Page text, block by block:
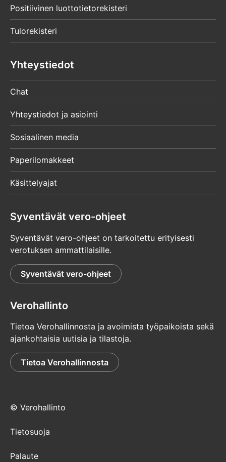
Positiivinen luottotietorekisteri
Tulorekisteri
Yhteystiedot
Chat
Yhteystiedot ja asiointi
Sosiaalinen media
Paperilomakkeet
Käsittelyajat
Syventävät vero-ohjeet
Syventävät vero-ohjeet on tarkoitettu erityisesti
verotuksen ammattilaisille.
Syventävät vero-ohjeet
Verohallinto
Tietoa Verohallinnosta ja avoimista työpaikoista sekä
ajankohtaisia uutisia ja tilastoja.
Tietoa Verohallinnosta
© Verohallinto
Tietosuoja
Palaute